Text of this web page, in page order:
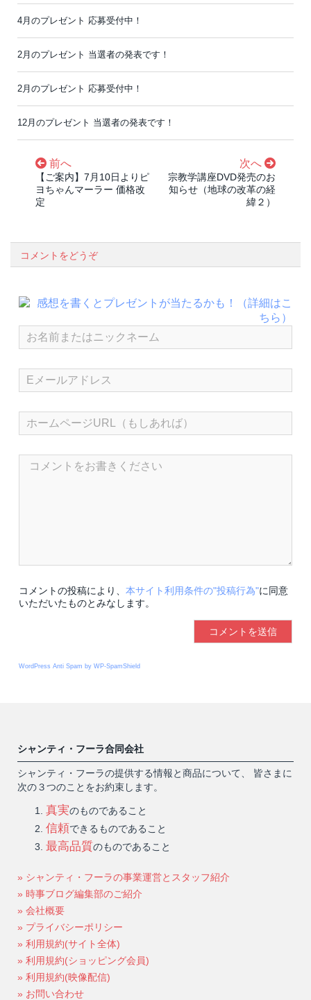
4月のプレゼント 応募受付中！
2月のプレゼント 当選者の発表です！
2月のプレゼント 応募受付中！
12月のプレゼント 当選者の発表です！
前へ
【ご案内】7月10日よりピ
ヨちゃんマーラー 価格改
定
次へ
宗教学講座DVD発売のお
知らせ（地球の改革の経
緯２）
コメントをどうぞ
コメントの投稿により、 本サイト利用条件の"投稿行為"に同意
いただいたものとみなします。
WordPress Anti Spam by WP-SpamShield
シャンティ・フーラ合同会社
シャンティ・フーラの提供する情報と商品について、 皆さまに
次の３つのことをお約束します。
真実のものであること
信頼できるものであること
最高品質のものであること
» シャンティ・フーラの事業運営とスタッフ紹介
» 時事ブログ編集部のご紹介
» 会社概要
» プライバシーポリシー
» 利用規約(サイト全体)
» 利用規約(ショッピング会員)
» 利用規約(映像配信)
» お問い合わせ